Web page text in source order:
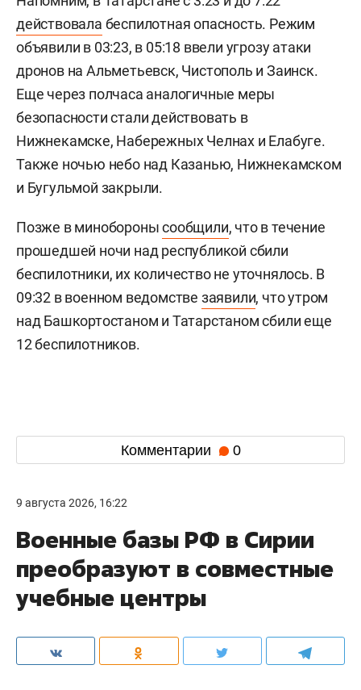
действовала беспилотная опасность. Режим
объявили в 03:23, в 05:18 ввели угрозу атаки
дронов на Альметьевск, Чистополь и Заинск.
Еще через полчаса аналогичные меры
безопасности стали действовать в
Нижнекамске, Набережных Челнах и Елабуге.
Также ночью небо над Казанью, Нижнекамском
и Бугульмой закрыли.
Позже в миноборонысообщили, что в течение
прошедшей ночи над республикой сбили
беспилотники, их количество не уточнялось. В
09:32 в военном ведомстве заявили, что утром
над Башкортостаном и Татарстаном сбили еще
12 беспилотников.
Комментарии 0
9 августа 2026, 16:22
Военные базы РФ в Сирии
преобразуют в совместные
учебные центры